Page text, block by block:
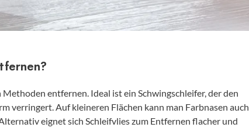
entfernen. Ideal ist ein Schwingschleifer, der den
verringert. Auf kleineren Flächen kann man Farbnasen auch
eignet sich Schleifvlies zum Entfernen flacher und